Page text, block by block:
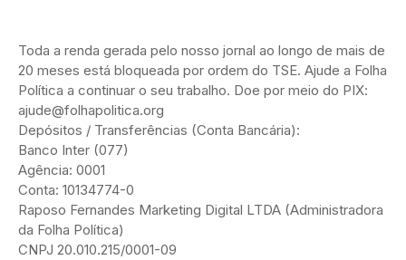
Toda a renda gerada pelo nosso jornal ao longo de mais de
20 meses está bloqueada por ordem do TSE. Ajude a Folha
Política a continuar o seu trabalho. Doe por meio do PIX:
ajude@folhapolitica.org
Depósitos / Transferências (Conta Bancária):
Banco Inter (077)
Agência: 0001
Conta: 10134774-0
Raposo Fernandes Marketing Digital LTDA (Administradora
da Folha Política)
CNPJ 20.010.215/0001-09